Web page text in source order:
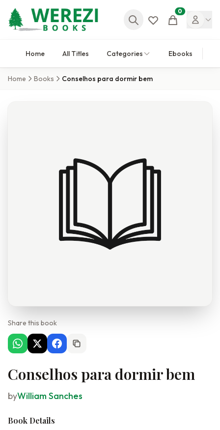
Cart
0
Home All Titles Categories Ebooks
Home Books Conselhos para dormir bem
Share this book
Conselhos para dormir bem
byWilliam Sanches
Book Details